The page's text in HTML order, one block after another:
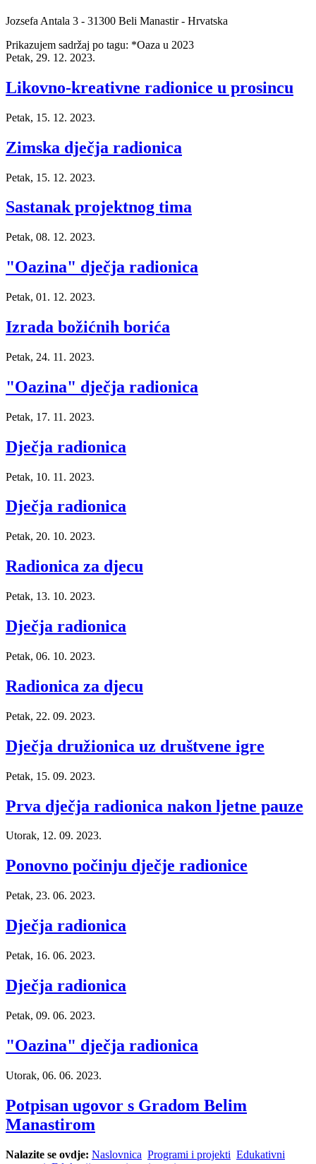
Jozsefa Antala 3 - 31300 Beli Manastir - Hrvatska
Prikazujem sadržaj po tagu: *Oaza u 2023
Petak, 29. 12. 2023.
Likovno-kreativne radionice u prosincu
Petak, 15. 12. 2023.
Zimska dječja radionica
Petak, 15. 12. 2023.
Sastanak projektnog tima
Petak, 08. 12. 2023.
"Oazina" dječja radionica
Petak, 01. 12. 2023.
Izrada božićnih borića
Petak, 24. 11. 2023.
"Oazina" dječja radionica
Petak, 17. 11. 2023.
Dječja radionica
Petak, 10. 11. 2023.
Dječja radionica
Petak, 20. 10. 2023.
Radionica za djecu
Petak, 13. 10. 2023.
Dječja radionica
Petak, 06. 10. 2023.
Radionica za djecu
Petak, 22. 09. 2023.
Dječja družionica uz društvene igre
Petak, 15. 09. 2023.
Prva dječja radionica nakon ljetne pauze
Utorak, 12. 09. 2023.
Ponovno počinju dječje radionice
Petak, 23. 06. 2023.
Dječja radionica
Petak, 16. 06. 2023.
Dječja radionica
Petak, 09. 06. 2023.
"Oazina" dječja radionica
Utorak, 06. 06. 2023.
Potpisan ugovor s Gradom Belim
Manastirom
Nalazite se ovdje: Naslovnica Programi i projekti Edukativni